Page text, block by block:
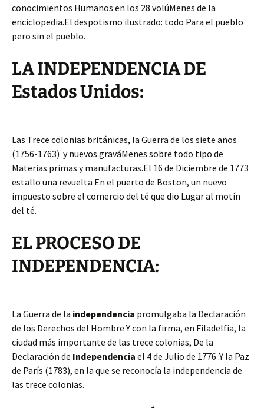
conocimientos Humanos en los 28 volúMenes de la
enciclopedia.El despotismo ilustrado: todo Para el pueblo
pero sin el pueblo.
LA INDEPENDENCIA DE
Estados Unidos:
Las Trece colonias británicas, la Guerra de los siete años
(1756-1763) y nuevos graváMenes sobre todo tipo de
Materias primas y manufacturas.El 16 de Diciembre de 1773
estallo una revuelta En el puerto de Boston, un nuevo
impuesto sobre el comercio del té que dio Lugar al motín
del té.
EL PROCESO DE
INDEPENDENCIA:
La Guerra de la independencia promulgaba la Declaración
de los Derechos del Hombre Y con la firma, en Filadelfia, la
ciudad más importante de las trece colonias, De la
Declaración de Independencia el 4 de Julio de 1776 .Y la Paz
de París (1783), en la que se reconocía la independencia de
las trece colonias.